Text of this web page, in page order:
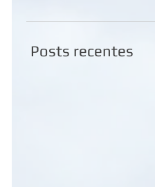
cidades?
Posts recentes